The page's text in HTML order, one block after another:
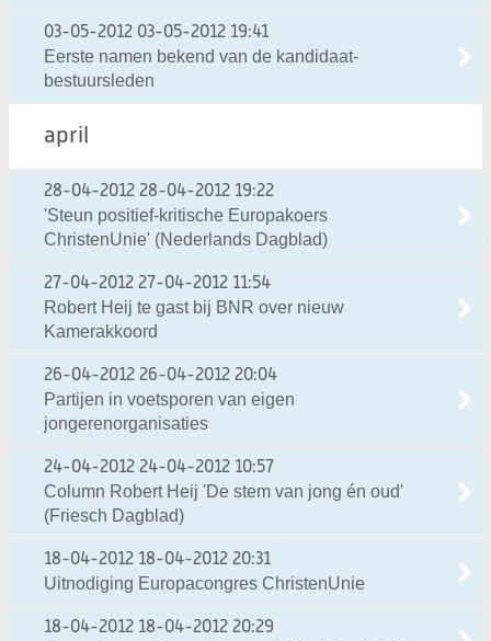
03-05-2012 03-05-2012 19:41
Eerste namen bekend van de kandidaat-
bestuursleden
april
28-04-2012 28-04-2012 19:22
'Steun positief-kritische Europakoers
ChristenUnie' (Nederlands Dagblad)
27-04-2012 27-04-2012 11:54
Robert Heij te gast bij BNR over nieuw
Kamerakkoord
26-04-2012 26-04-2012 20:04
Partijen in voetsporen van eigen
jongerenorganisaties
24-04-2012 24-04-2012 10:57
Column Robert Heij 'De stem van jong én oud'
(Friesch Dagblad)
18-04-2012 18-04-2012 20:31
Uitnodiging Europacongres ChristenUnie
18-04-2012 18-04-2012 20:29